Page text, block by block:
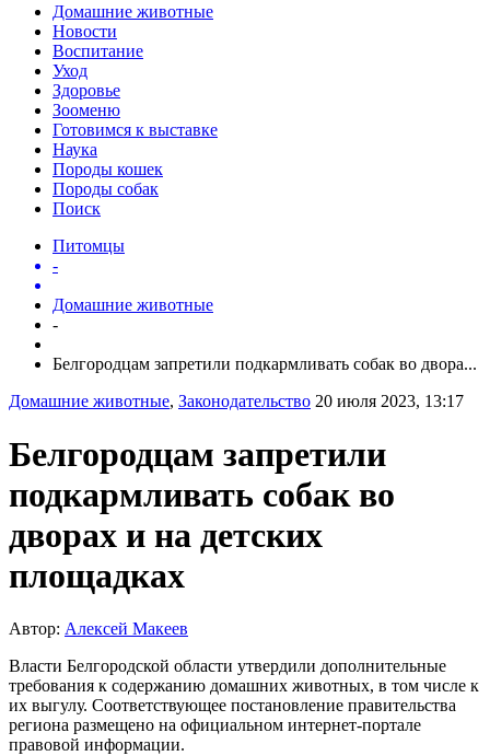
Домашние животные
Новости
Воспитание
Уход
Здоровье
Зооменю
Готовимся к выставке
Наука
Породы кошек
Породы собак
Поиск
Питомцы
-
Домашние животные
-
Белгородцам запретили подкармливать собак во двора...
Домашние животные, Законодательство 20 июля 2023, 13:17
Белгородцам запретили
подкармливать собак во
дворах и на детских
площадках
Автор: Алексей Макеев
Власти Белгородской области утвердили дополнительные
требования к содержанию домашних животных, в том числе к
их выгулу. Соответствующее постановление правительства
региона размещено на официальном интернет-портале
правовой информации.